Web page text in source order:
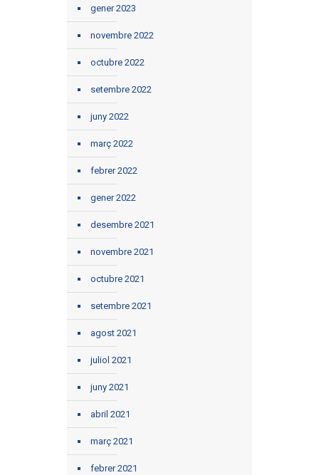
gener 2023
novembre 2022
octubre 2022
setembre 2022
juny 2022
març 2022
febrer 2022
gener 2022
desembre 2021
novembre 2021
octubre 2021
setembre 2021
agost 2021
juliol 2021
juny 2021
abril 2021
març 2021
febrer 2021